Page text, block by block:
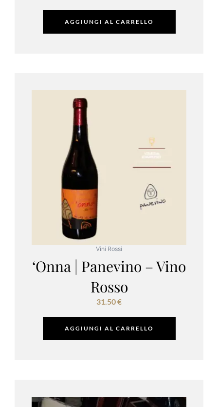
AGGIUNGI AL CARRELLO
Vini Rossi
‘Onna | Panevino – Vino
Rosso
31.50€
AGGIUNGI AL CARRELLO